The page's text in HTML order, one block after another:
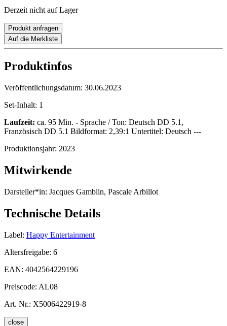
Derzeit nicht auf Lager
Produkt anfragen
Auf die Merkliste
Produktinfos
Veröffentlichungsdatum: 30.06.2023
Set-Inhalt: 1
Laufzeit: ca. 95 Min. - Sprache / Ton: Deutsch DD 5.1,
Französisch DD 5.1 Bildformat: 2,39:1 Untertitel: Deutsch ---
Produktionsjahr: 2023
Mitwirkende
Darsteller*in: Jacques Gamblin, Pascale Arbillot
Technische Details
Label: Happy Entertainment
Altersfreigabe: 6
EAN: 4042564229196
Preiscode: AL08
Art. Nr.: X5006422919-8
close